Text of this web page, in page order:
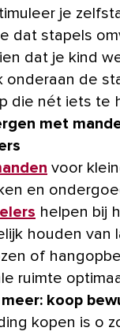
je
dat stapels
dat je kind
onderaan de
die nét iets te
met
voor
en
helpen bij
houden van
of
ruimte
koop
kopen is o